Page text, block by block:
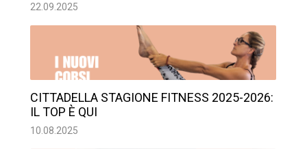
22.09.2025
CITTADELLA STAGIONE FITNESS 2025-2026:
IL TOP È QUI
10.08.2025